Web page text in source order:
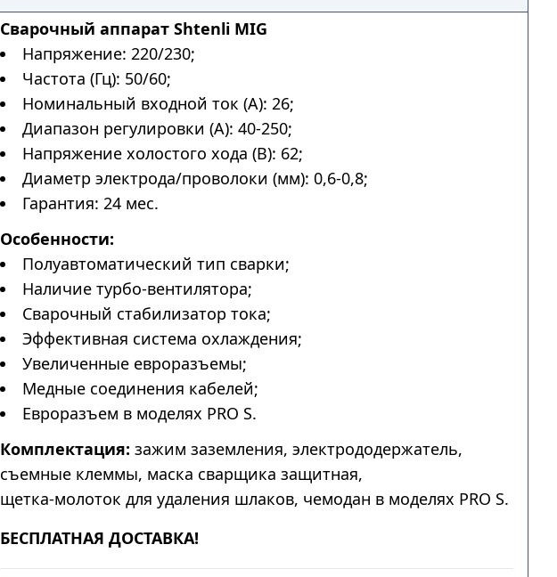
Сварочный аппарат Shtenli MIG
Напряжение: 220/230;
Частота (Гц): 50/60;
Номинальный входной ток (А): 26;
Диапазон регулировки (А): 40-250;
Напряжение холостого хода (В): 62;
Диаметр электрода/проволоки (мм): 0,6-0,8;
Гарантия: 24 мес.
Особенности:
Полуавтоматический тип сварки;
Наличие турбо-вентилятора;
Сварочный стабилизатор тока;
Эффективная система охлаждения;
Увеличенные евроразъемы;
Медные соединения кабелей;
Евроразъем в моделях PRO S.
Комплектация: зажим заземления, электрододержатель,
съемные клеммы, маска сварщика защитная,
щетка-молоток для удаления шлаков, чемодан в моделях PRO S.
БЕСПЛАТНАЯ ДОСТАВКА!